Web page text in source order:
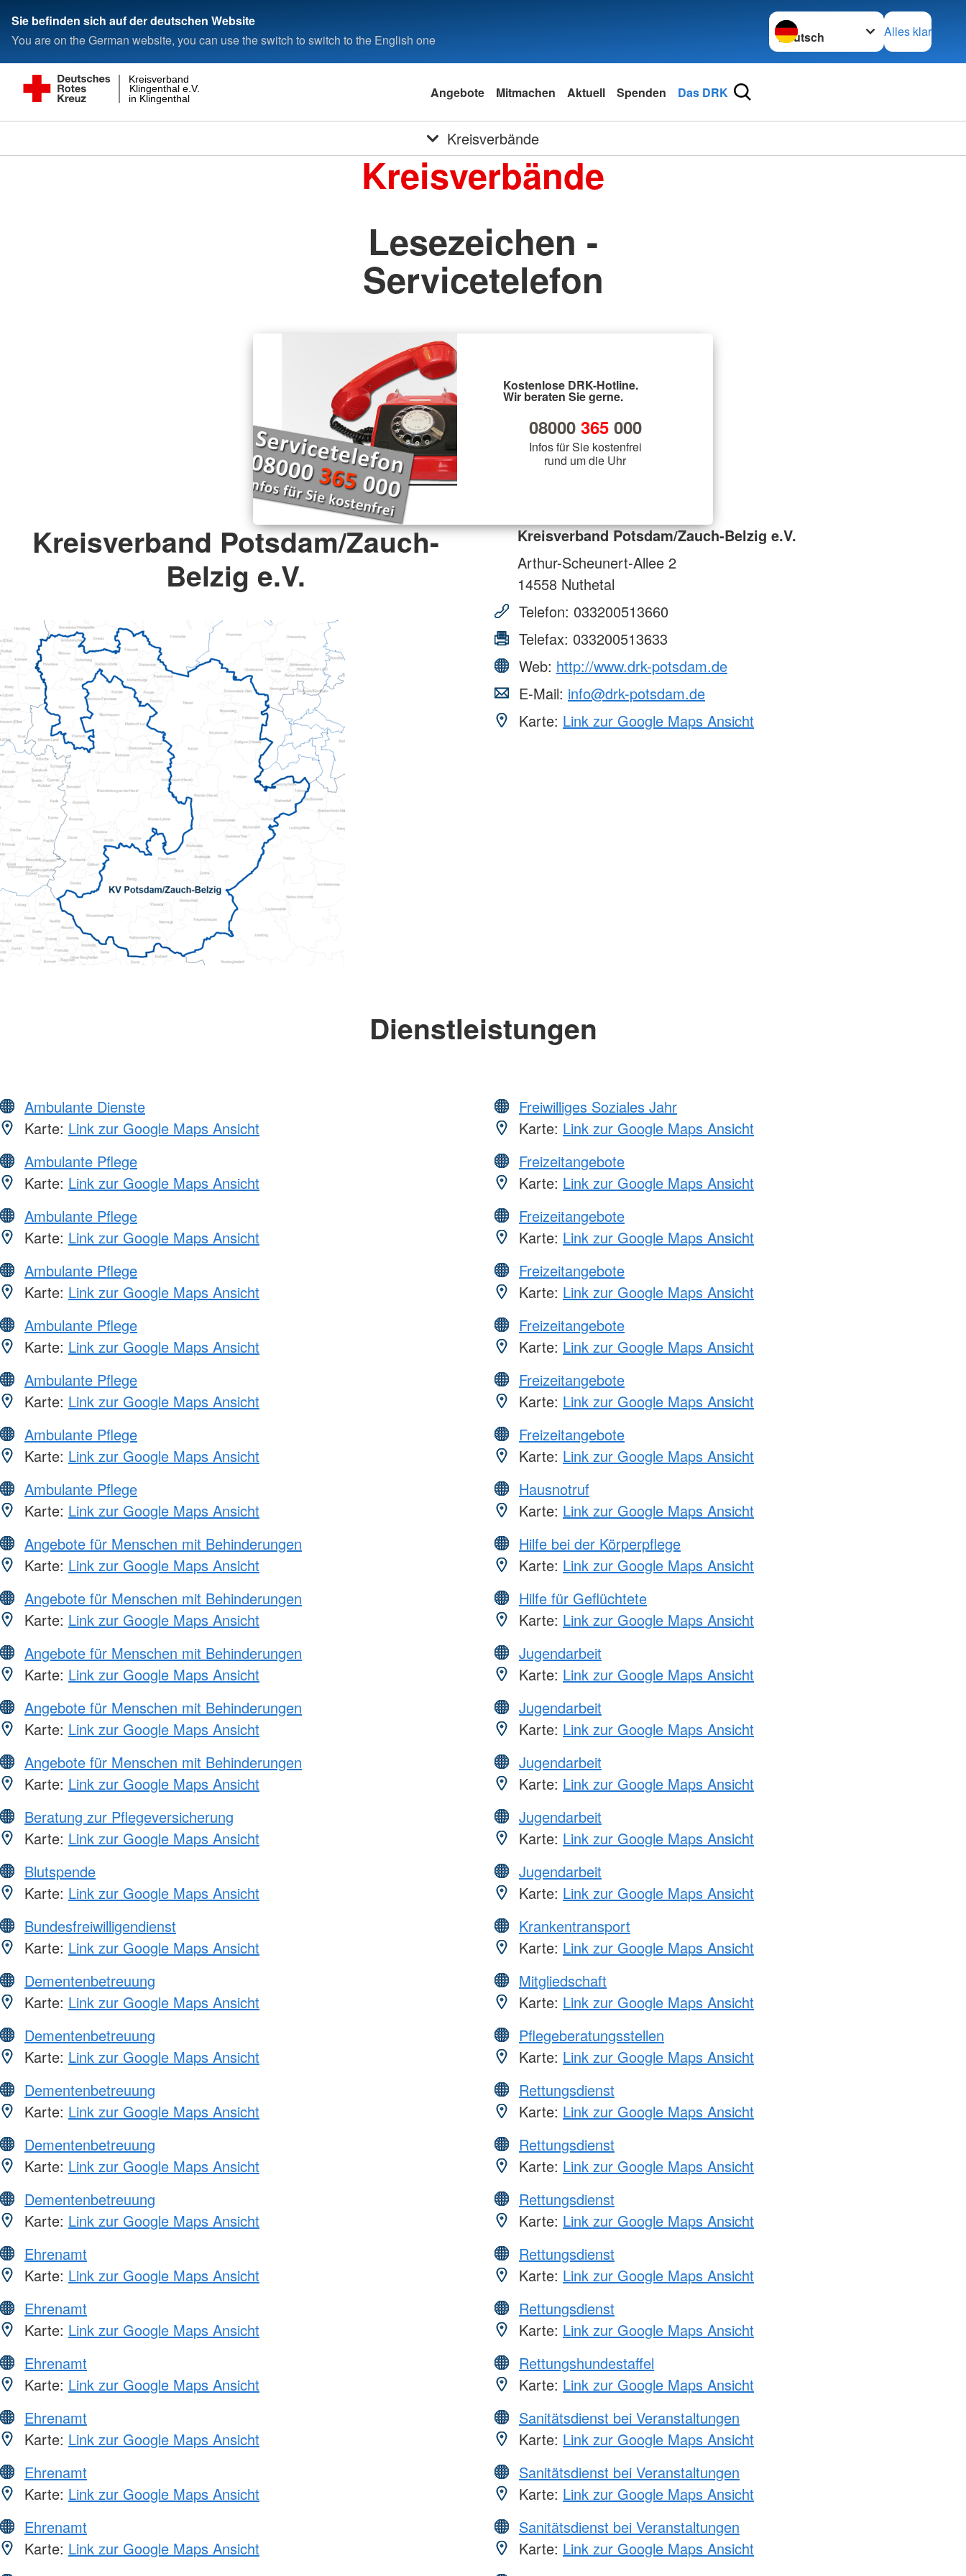
Sie befinden sich auf der deutschen Website
You are on the German website, you can use the switch to switch to the English one
Sprache wechseln zu
Alles klar
in Klingenthal
Klingenthal e.V.
Kreisverband
Angebote Mitmachen Aktuell Spenden Das DRK
Kreisverbände
Kreisverbände
Lesezeichen -
Servicetelefon
Kostenlose DRK-Hotline.
Wir beraten Sie gerne.
08000 365000
Infos für Sie kostenfrei
rund um die Uhr
Kreisverband Potsdam/Zauch-
Belzig e.V.
Kreisverband Potsdam/Zauch-Belzig e.V.
Arthur-Scheunert-Allee 2
14558 Nuthetal
Telefon: 033200513660
Telefax: 033200513633
Web: http://www.drk-potsdam.de
E-Mail: info@drk-potsdam.de
Karte: Link zur Google Maps Ansicht
Dienstleistungen
Ambulante Dienste
Karte: Link zur Google Maps Ansicht
Ambulante Pflege
Karte: Link zur Google Maps Ansicht
Ambulante Pflege
Karte: Link zur Google Maps Ansicht
Ambulante Pflege
Karte: Link zur Google Maps Ansicht
Ambulante Pflege
Karte: Link zur Google Maps Ansicht
Ambulante Pflege
Karte: Link zur Google Maps Ansicht
Ambulante Pflege
Karte: Link zur Google Maps Ansicht
Ambulante Pflege
Karte: Link zur Google Maps Ansicht
Angebote für Menschen mit Behinderungen
Karte: Link zur Google Maps Ansicht
Angebote für Menschen mit Behinderungen
Karte: Link zur Google Maps Ansicht
Angebote für Menschen mit Behinderungen
Karte: Link zur Google Maps Ansicht
Angebote für Menschen mit Behinderungen
Karte: Link zur Google Maps Ansicht
Angebote für Menschen mit Behinderungen
Karte: Link zur Google Maps Ansicht
Beratung zur Pflegeversicherung
Karte: Link zur Google Maps Ansicht
Blutspende
Karte: Link zur Google Maps Ansicht
Bundesfreiwilligendienst
Karte: Link zur Google Maps Ansicht
Dementenbetreuung
Karte: Link zur Google Maps Ansicht
Dementenbetreuung
Karte: Link zur Google Maps Ansicht
Dementenbetreuung
Karte: Link zur Google Maps Ansicht
Dementenbetreuung
Karte: Link zur Google Maps Ansicht
Dementenbetreuung
Karte: Link zur Google Maps Ansicht
Ehrenamt
Karte: Link zur Google Maps Ansicht
Ehrenamt
Karte: Link zur Google Maps Ansicht
Ehrenamt
Karte: Link zur Google Maps Ansicht
Ehrenamt
Karte: Link zur Google Maps Ansicht
Ehrenamt
Karte: Link zur Google Maps Ansicht
Ehrenamt
Karte: Link zur Google Maps Ansicht
Freiwilliges Soziales Jahr
Karte: Link zur Google Maps Ansicht
Freizeitangebote
Karte: Link zur Google Maps Ansicht
Freizeitangebote
Karte: Link zur Google Maps Ansicht
Freizeitangebote
Karte: Link zur Google Maps Ansicht
Freizeitangebote
Karte: Link zur Google Maps Ansicht
Freizeitangebote
Karte: Link zur Google Maps Ansicht
Freizeitangebote
Karte: Link zur Google Maps Ansicht
Hausnotruf
Karte: Link zur Google Maps Ansicht
Hilfe bei der Körperpflege
Karte: Link zur Google Maps Ansicht
Hilfe für Geflüchtete
Karte: Link zur Google Maps Ansicht
Jugendarbeit
Karte: Link zur Google Maps Ansicht
Jugendarbeit
Karte: Link zur Google Maps Ansicht
Jugendarbeit
Karte: Link zur Google Maps Ansicht
Jugendarbeit
Karte: Link zur Google Maps Ansicht
Jugendarbeit
Karte: Link zur Google Maps Ansicht
Krankentransport
Karte: Link zur Google Maps Ansicht
Mitgliedschaft
Karte: Link zur Google Maps Ansicht
Pflegeberatungsstellen
Karte: Link zur Google Maps Ansicht
Rettungsdienst
Karte: Link zur Google Maps Ansicht
Rettungsdienst
Karte: Link zur Google Maps Ansicht
Rettungsdienst
Karte: Link zur Google Maps Ansicht
Rettungsdienst
Karte: Link zur Google Maps Ansicht
Rettungsdienst
Karte: Link zur Google Maps Ansicht
Rettungshundestaffel
Karte: Link zur Google Maps Ansicht
Sanitätsdienst bei Veranstaltungen
Karte: Link zur Google Maps Ansicht
Sanitätsdienst bei Veranstaltungen
Karte: Link zur Google Maps Ansicht
Sanitätsdienst bei Veranstaltungen
Karte: Link zur Google Maps Ansicht